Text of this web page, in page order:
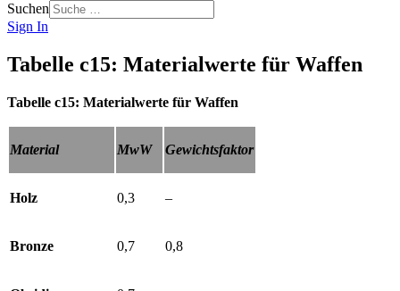
Suchen
Sign In
Tabelle c15: Materialwerte für Waffen
Tabelle c15: Materialwerte für Waffen
Material MwW Gewichtsfaktor
Holz 0,3 –
Bronze 0,7 0,8